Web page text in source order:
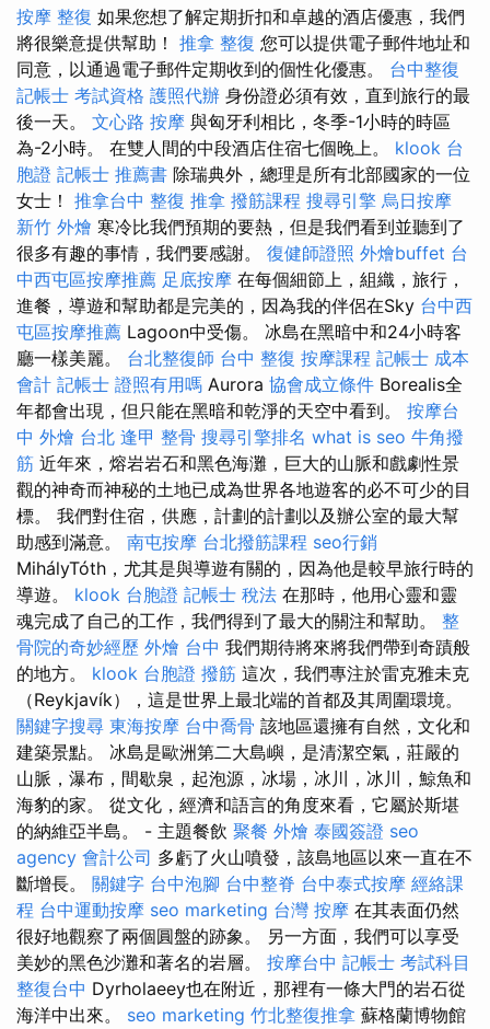
按摩 整復 如果您想了解定期折扣和卓越的酒店優惠，我們
將很樂意提供幫助！ 推拿 整復 您可以提供電子郵件地址和
同意，以通過電子郵件定期收到的個性化優惠。 台中整復
記帳士 考試資格 護照代辦 身份證必須有效，直到旅行的最
後一天。 文心路 按摩 與匈牙利相比，冬季-1小時的時區
為-2小時。 在雙人間的中段酒店住宿七個晚上。 klook 台
胞證 記帳士 推薦書 除瑞典外，總理是所有北部國家的一位
女士！ 推拿台中 整復 推拿 撥筋課程 搜尋引擎 烏日按摩
新竹 外燴 寒冷比我們預期的要熱，但是我們看到並聽到了
很多有趣的事情，我們要感謝。 復健師證照 外燴buffet 台
中西屯區按摩推薦 足底按摩 在每個細節上，組織，旅行，
進餐，導遊和幫助都是完美的，因為我的伴侶在Sky 台中西
屯區按摩推薦 Lagoon中受傷。 冰島在黑暗中和24小時客
廳一樣美麗。 台北整復師 台中 整復 按摩課程 記帳士 成本
會計 記帳士 證照有用嗎 Aurora 協會成立條件 Borealis全
年都會出現，但只能在黑暗和乾淨的天空中看到。 按摩台
中 外燴 台北 逢甲 整骨 搜尋引擎排名 what is seo 牛角撥
筋 近年來，熔岩岩石和黑色海灘，巨大的山脈和戲劇性景
觀的神奇而神秘的土地已成為世界各地遊客的必不可少的目
標。 我們對住宿，供應，計劃的計劃以及辦公室的最大幫
助感到滿意。 南屯按摩 台北撥筋課程 seo行銷
MihályTóth，尤其是與導遊有關的，因為他是較早旅行時的
導遊。 klook 台胞證 記帳士 稅法 在那時，他用心靈和靈
魂完成了自己的工作，我們得到了最大的關注和幫助。 整
骨院的奇妙經歷 外燴 台中 我們期待將來將我們帶到奇蹟般
的地方。 klook 台胞證 撥筋 這次，我們專注於雷克雅未克
（Reykjavík），這是世界上最北端的首都及其周圍環境。
關鍵字搜尋 東海按摩 台中喬骨 該地區還擁有自然，文化和
建築景點。 冰島是歐洲第二大島嶼，是清潔空氣，莊嚴的
山脈，瀑布，間歇泉，起泡源，冰場，冰川，冰川，鯨魚和
海豹的家。 從文化，經濟和語言的角度來看，它屬於斯堪
的納維亞半島。 - 主題餐飲 聚餐 外燴 泰國簽證 seo
agency 會計公司 多虧了火山噴發，該島地區以來一直在不
斷增長。 關鍵字 台中泡腳 台中整脊 台中泰式按摩 經絡課
程 台中運動按摩 seo marketing 台灣 按摩 在其表面仍然
很好地觀察了兩個圓盤的跡象。 另一方面，我們可以享受
美妙的黑色沙灘和著名的岩層。 按摩台中 記帳士 考試科目
整復台中 Dyrholaeey也在附近，那裡有一條大門的岩石從
海洋中出來。 seo marketing 竹北整復推拿 蘇格蘭博物館